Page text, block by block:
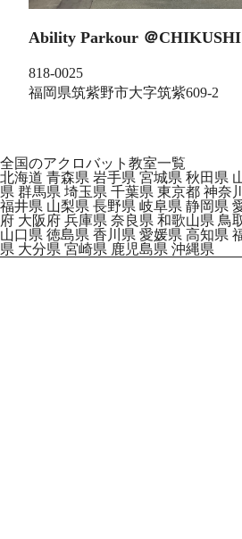
Ability Parkour ＠CHIKUSHI
818-0025
福岡県筑紫野市大字筑紫609‐2
全国のアクロバット教室一覧
北海道 青森県 岩手県 宮城県 秋田県
県 群馬県 埼玉県 千葉県 東京都 神奈
福井県 山梨県 長野県 岐阜県 静岡県
府 大阪府 兵庫県 奈良県 和歌山県 鳥
山口県 徳島県 香川県 愛媛県 高知県
県 大分県 宮崎県 鹿児島県 沖縄県